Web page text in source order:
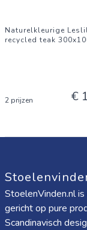
Naturelkleurige
recycled teak
2 prijzen €
StoelenVinden.nl
gericht op pure
Scandinavisch